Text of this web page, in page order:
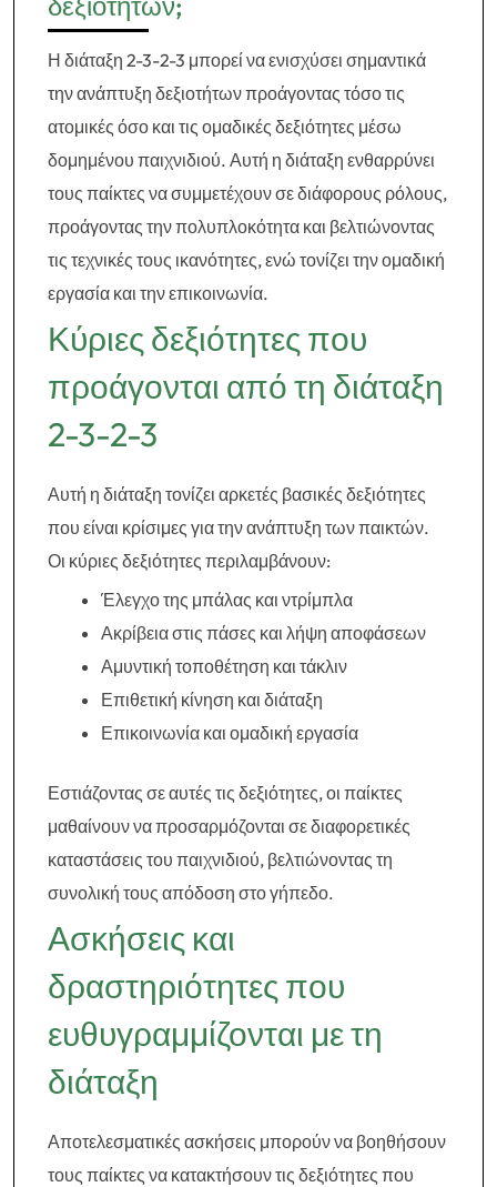
Η διάταξη 2-3-2-3 μπορεί να ενισχύσει σημαντικά
την ανάπτυξη δεξιοτήτων προάγοντας τόσο τις
ατομικές όσο και τις ομαδικές δεξιότητες μέσω
δομημένου παιχνιδιού. Αυτή η διάταξη ενθαρρύνει
τους παίκτες να συμμετέχουν σε διάφορους ρόλους,
προάγοντας την πολυπλοκότητα και βελτιώνοντας
τις τεχνικές τους ικανότητες, ενώ τονίζει την ομαδική
εργασία και την επικοινωνία.
Κύριες δεξιότητες που
προάγονται από τη διάταξη
2-3-2-3
Αυτή η διάταξη τονίζει αρκετές βασικές δεξιότητες
που είναι κρίσιμες για την ανάπτυξη των παικτών.
Οι κύριες δεξιότητες περιλαμβάνουν:
Έλεγχο της μπάλας και ντρίμπλα
Ακρίβεια στις πάσες και λήψη αποφάσεων
Αμυντική τοποθέτηση και τάκλιν
Επιθετική κίνηση και διάταξη
Επικοινωνία και ομαδική εργασία
Εστιάζοντας σε αυτές τις δεξιότητες, οι παίκτες
μαθαίνουν να προσαρμόζονται σε διαφορετικές
καταστάσεις του παιχνιδιού, βελτιώνοντας τη
συνολική τους απόδοση στο γήπεδο.
Ασκήσεις και
δραστηριότητες που
ευθυγραμμίζονται με τη
διάταξη
Αποτελεσματικές ασκήσεις μπορούν να βοηθήσουν
τους παίκτες να κατακτήσουν τις δεξιότητες που